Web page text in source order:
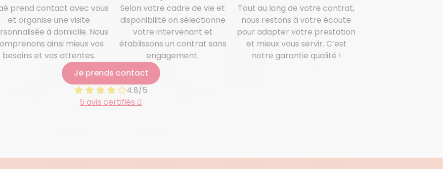
prend contact avec vous
et organise une visite
à domicile. Nous
ainsi mieux vos
besoins et vos attentes.
Selon votre cadre de vie et
disponibilité on sélectionne
votre intervenant et
établissons un contrat sans
engagement.
Tout au long de votre contrat,
nous restons à votre écoute
pour adapter votre prestation
et mieux vous servir. C’est
notre garantie qualité !
Je prends contact
4.8/5
5 avis certifiés